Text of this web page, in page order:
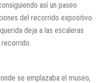
así un paseo
del recorrido expositivo.
deja a las escaleras
se emplazaba el museo,